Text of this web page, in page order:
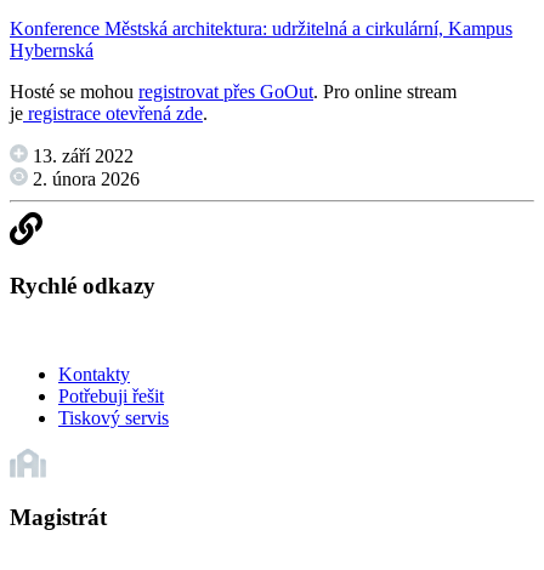
Konference Městská architektura: udržitelná a cirkulární, Kampus
Hybernská
Hosté se mohou registrovat přes GoOut. Pro online stream
je registrace otevřená zde.
13. září 2022
2. února 2026
Rychlé odkazy
Kontakty
Potřebuji řešit
Tiskový servis
Magistrát